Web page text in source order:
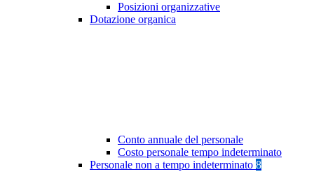
Posizioni organizzative
Dotazione organica
Conto annuale del personale
Costo personale tempo indeterminato
Personale non a tempo indeterminato 8